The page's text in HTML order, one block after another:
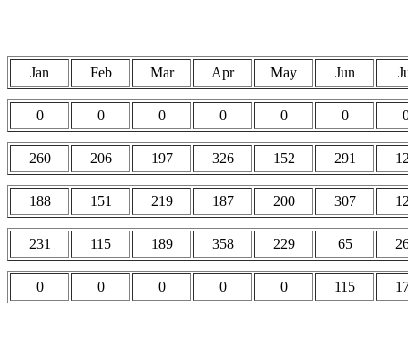
Jan Feb Mar Apr May Jun
0 0 0 0 0 0
260 206 197 326 152 291
188 151 219 187 200 307
231 115 189 358 229 65
0 0 0 0 0 115